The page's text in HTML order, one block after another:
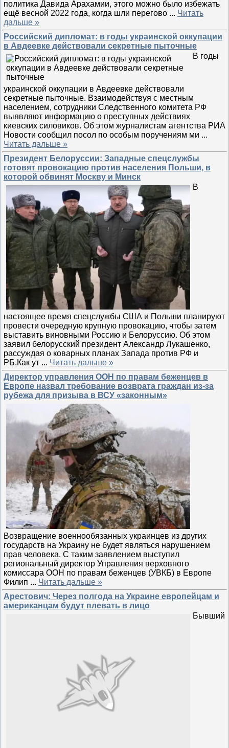
политика Давида Арахамии, этого можно было избежать
ещё весной 2022 года, когда шли перегово ... Читать
дальше »
Российский дипломат: в годы украинской оккупации
в Авдеевке действовали секретные пыточные
В годы
украинской оккупации в Авдеевке действовали
секретные пыточные. Взаимодействуя с местным
населением, сотрудники Следственного комитета РФ
выявляют информацию о преступных действиях
киевских силовиков. Об этом журналистам агентства РИА
Новости сообщил посол по особым поручениям ми ...
Читать дальше »
Президент Белоруссии: Западные спецслужбы
готовят провокацию против населения Польши, в
которой обвинят Москву и Минск
В
настоящее время спецслужбы США и Польши планируют
провести очередную крупную провокацию, чтобы затем
выставить виновными Россию и Белоруссию. Об этом
заявил белорусский президент Александр Лукашенко,
рассуждая о коварных планах Запада против РФ и
РБ.Как ут ... Читать дальше »
Директор управления ООН по правам беженцев в
Европе назвал требование возврата граждан из-за
рубежа для призыва в ВСУ «законным»
Возвращение военнообязанных украинцев из других
государств на Украину не будет являться нарушением
прав человека. С таким заявлением выступил
региональный директор Управления верховного
комиссара ООН по правам беженцев (УВКБ) в Европе
Филип ... Читать дальше »
Арестович: Через полгода на Украине европейцам и
американцам будут плевать в лицо
Бывший